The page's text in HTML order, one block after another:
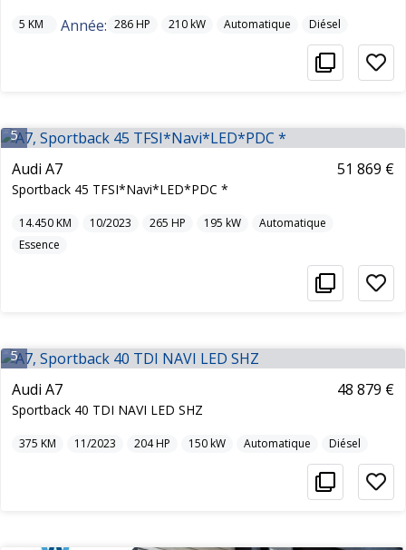
5 KM Année: 286HP 210kW Automatique Diésel
5
Audi A7
Sportback 45 TFSI*Navi*LED*PDC *
51 869 €
14.450KM 10/2023 265 HP 195 kW
Automatique
Essence
5
Audi A7
Sportback 40 TDI NAVI LED SHZ
48 879 €
375 KM 11/2023 204HP 150kW Automatique Diésel